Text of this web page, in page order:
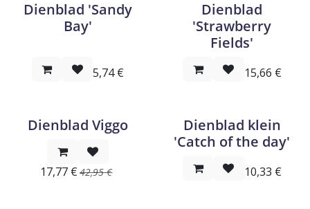
Dienblad 'Sandy
Bay'
5,74€
Dienblad
'Strawberry
Fields'
15,66 €
Dienblad Viggo
17,77 € 42,95€
Dienblad klein
'Catch of the day'
10,33 €